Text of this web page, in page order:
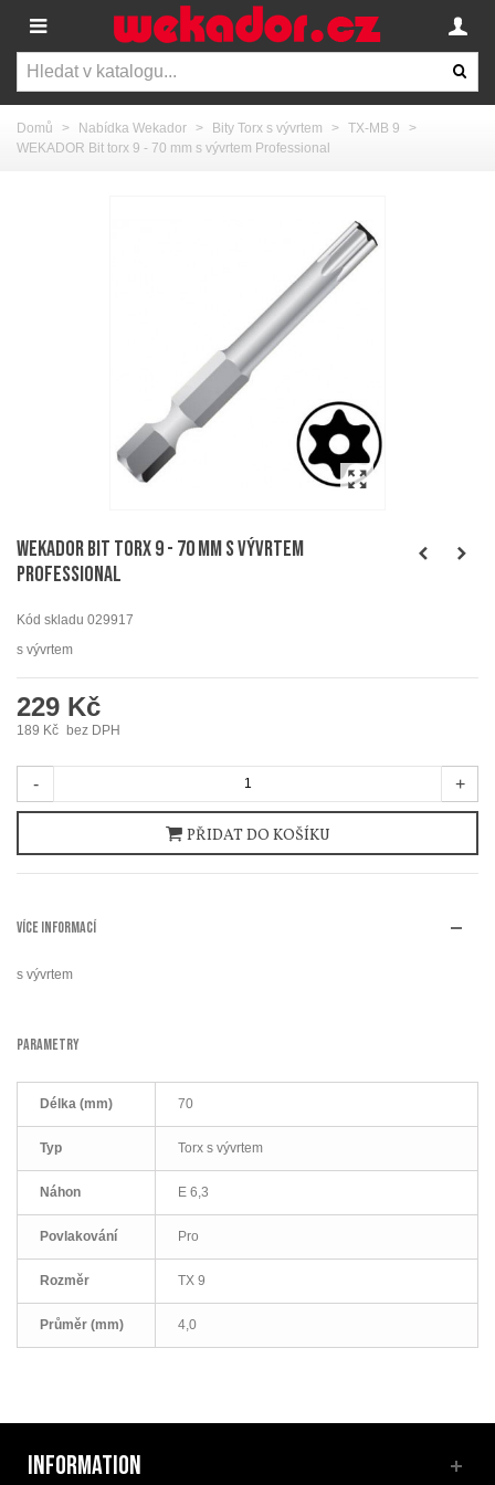
Domů > Nabídka Wekador > Bity Torx s vývrtem > TX-MB 9
>
WEKADOR Bit torx 9 - 70 mm s vývrtem Professional
WEKADOR Bit torx 9 - 70 mm s vývrtem
Professional
Kód skladu 029917
s vývrtem
229 Kč
189 Kč bez DPH
- +
PŘIDAT DO KOŠÍKU
VÍCE INFORMACÍ
s vývrtem
PARAMETRY
Délka (mm) 70
Typ Torx s vývrtem
Náhon E 6,3
Povlakování Pro
Rozměr TX 9
Průměr (mm) 4,0
INFORMATION